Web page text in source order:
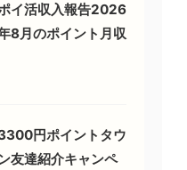
イ活収入報告2026
8月のポイント月収
円ポイントタウ
友達紹介キャンペ